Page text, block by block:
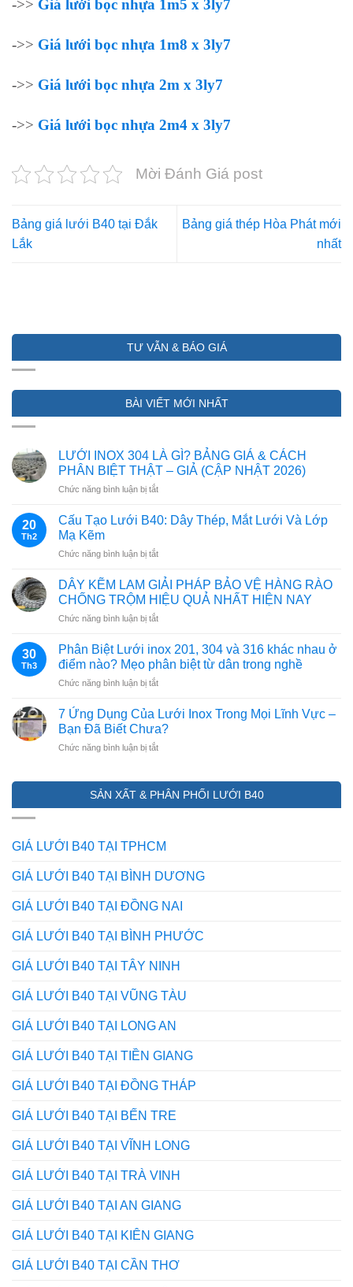
->> Giá lưới bọc nhựa 1m5 x 3ly7
->> Giá lưới bọc nhựa 1m8 x 3ly7
->> Giá lưới bọc nhựa 2m x 3ly7
->> Giá lưới bọc nhựa 2m4 x 3ly7
Mời Đánh Giá post
Bảng giá lưới B40 tại Đắk
Lắk
Bảng giá thép Hòa Phát mới
nhất
TƯ VẪN & BÁO GIÁ
BÀI VIẾT MỚI NHẤT
LƯỚI INOX 304 LÀ GÌ? BẢNG GIÁ & CÁCH
PHÂN BIỆT THẬT – GIẢ (CẬP NHẬT 2026)
Chức năng bình luận bị tắtở
INOX
GÌ?
GIÁ
&
CÁCH
PHÂN
THẬT
–
(CẬP
2026)
20
Th2
Cấu Tạo Lưới B40: Dây Thép, Mắt Lưới Và Lớp
Mạ Kẽm
Chức năng bình luận bị tắtở
Tạo
Lưới
B40:
Dây
Mắt
Lưới
Lớp
Kẽm
DÂY KẼM LAM GIẢI PHÁP BẢO VỆ HÀNG RÀO
CHỐNG TRỘM HIỆU QUẢ NHẤT HIỆN NAY
Chức năng bình luận bị tắtở
KẼM
LAM
GIẢI
PHÁP
VỆ
HÀNG
CHỐNG
QUẢ
30
Th3
Phân Biệt Lưới inox 201, 304 và 316 khác nhau ở
điểm nào? Mẹo phân biệt từ dân trong nghề
Chức năng bình luận bị tắtở
Biệt
Lưới
inox
201,
316
điểm
Mẹo
phân
từ
trong
7 Ứng Dụng Của Lưới Inox Trong Mọi Lĩnh Vực –
Bạn Đã Biết Chưa?
Chức năng bình luận bị tắtở
Dụng
Của
Trong
Mọi
Vực
Bạn
Biết
SẢN XẤT & PHÂN PHỐI LƯỚI B40
GIÁ LƯỚI B40 TẠI TPHCM
GIÁ LƯỚI B40 TẠI BÌNH DƯƠNG
GIÁ LƯỚI B40 TẠI ĐỒNG NAI
GIÁ LƯỚI B40 TẠI BÌNH PHƯỚC
GIÁ LƯỚI B40 TẠI TÂY NINH
GIÁ LƯỚI B40 TẠI VŨNG TÀU
GIÁ LƯỚI B40 TẠI LONG AN
GIÁ LƯỚI B40 TẠI TIỀN GIANG
GIÁ LƯỚI B40 TẠI ĐỒNG THÁP
GIÁ LƯỚI B40 TẠI BẾN TRE
GIÁ LƯỚI B40 TẠI VĨNH LONG
GIÁ LƯỚI B40 TẠI TRÀ VINH
GIÁ LƯỚI B40 TẠI AN GIANG
GIÁ LƯỚI B40 TẠI KIÊN GIANG
GIÁ LƯỚI B40 TẠI CẦN THƠ